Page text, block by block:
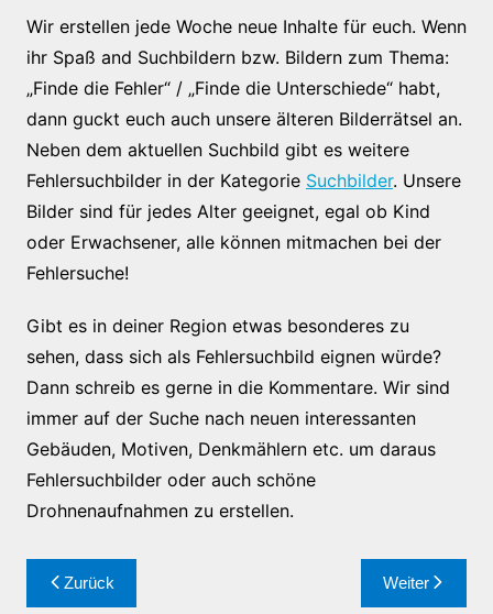
Wir erstellen jede Woche neue Inhalte für euch. Wenn
ihr Spaß and Suchbildern bzw. Bildern zum Thema:
„Finde die Fehler“ / „Finde die Unterschiede“ habt,
dann guckt euch auch unsere älteren Bilderrätsel an.
Neben dem aktuellen Suchbild gibt es weitere
Fehlersuchbilder in der Kategorie Suchbilder. Unsere
Bilder sind für jedes Alter geeignet, egal ob Kind
oder Erwachsener, alle können mitmachen bei der
Fehlersuche!
Gibt es in deiner Region etwas besonderes zu
sehen, dass sich als Fehlersuchbild eignen würde?
Dann schreib es gerne in die Kommentare. Wir sind
immer auf der Suche nach neuen interessanten
Gebäuden, Motiven, Denkmählern etc. um daraus
Fehlersuchbilder oder auch schöne
Drohnenaufnahmen zu erstellen.
Beitragsnavigation
Zurück Weiter